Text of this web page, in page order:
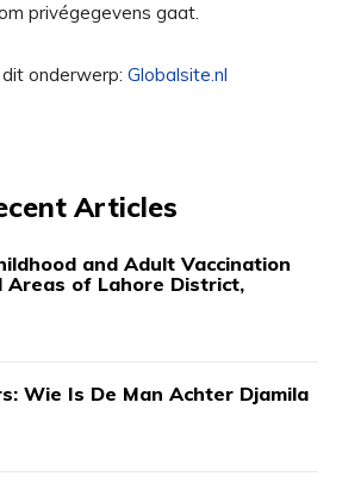
privégegevens gaat.
onderwerp: Globalsite.nl
Articles
and Adult Vaccination
Areas of Lahore District,
Wie Is De Man Achter Djamila